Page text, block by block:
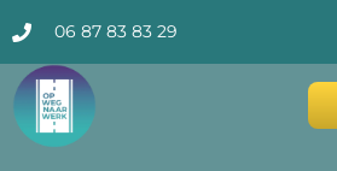
06 87 83 83 29